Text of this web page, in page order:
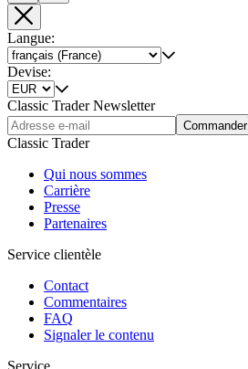
Langue:
Devise:
Classic Trader Newsletter
Commander
Classic Trader
Qui nous sommes
Carrière
Presse
Partenaires
Service clientèle
Contact
Commentaires
FAQ
Signaler le contenu
Service